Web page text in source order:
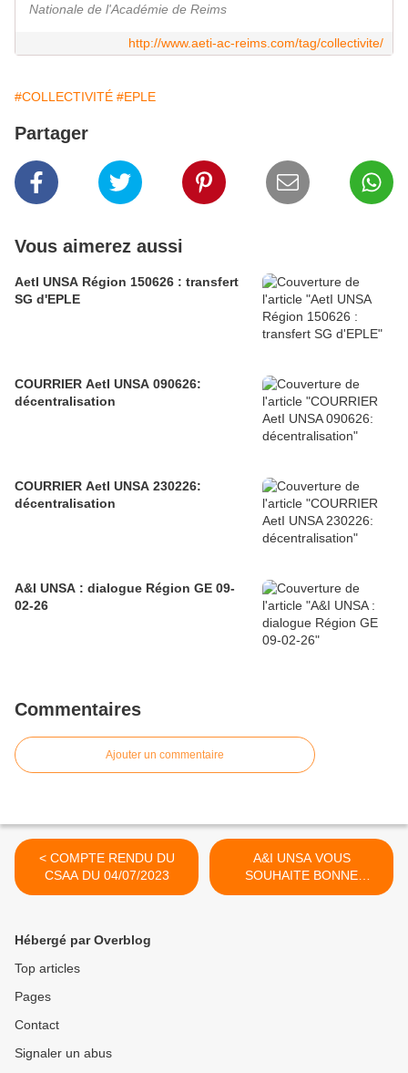
Nationale de l'Académie de Reims
http://www.aeti-ac-reims.com/tag/collectivite/
#COLLECTIVITÉ #EPLE
Partager
Vous aimerez aussi
AetI UNSA Région 150626 : transfert
SG d'EPLE
COURRIER AetI UNSA 090626:
décentralisation
COURRIER AetI UNSA 230226:
décentralisation
A&I UNSA : dialogue Région GE 09-
02-26
Commentaires
Ajouter un commentaire
< COMPTE RENDU DU
CSAA DU 04/07/2023
A&I UNSA VOUS
SOUHAITE BONNE
VACANCES >
Hébergé par Overblog
Top articles
Pages
Contact
Signaler un abus